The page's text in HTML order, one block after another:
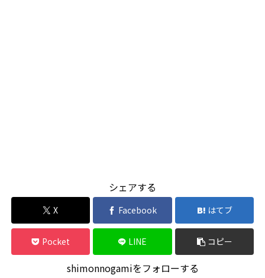
シェアする
X Facebook はてブ
Pocket LINE コピー
shimonnogamiをフォローする